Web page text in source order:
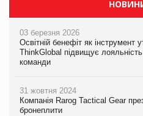
03 березня 2026
Освітній бенефіт як інструмент
ThinkGlobal підвищує
команди
31 жовтня 2024
Компанія Rarog Tactical Gear
бронеплити